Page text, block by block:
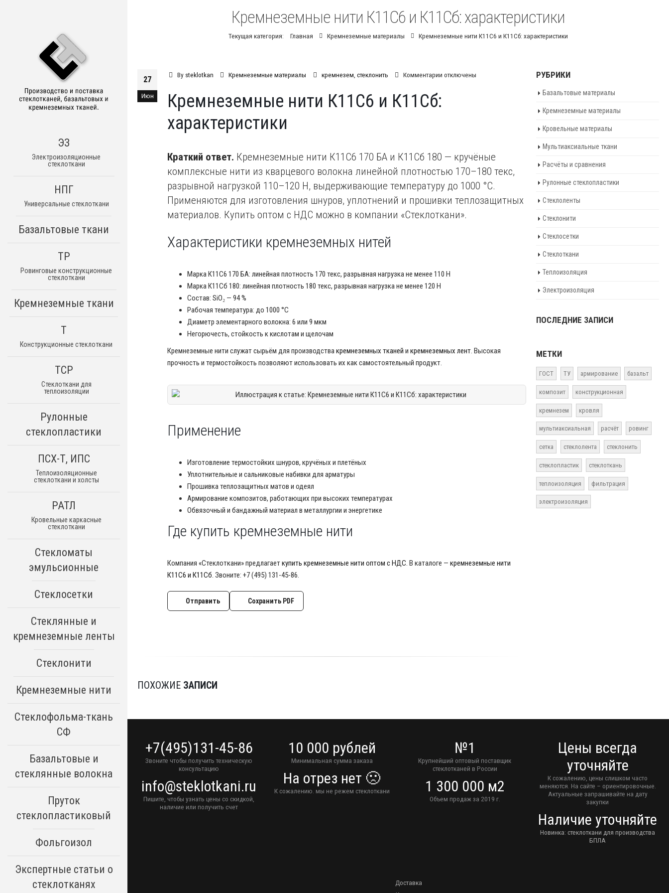
ЭЗ
Электроизоляционные
стеклоткани
НПГ
Универсальные стеклоткани
Базальтовые ткани
ТР
Ровинговые конструкционные
стеклоткани
Кремнеземные ткани
Т
Конструкционные стеклоткани
ТСР
Стеклоткани для
теплоизоляции
Рулонные
стеклопластики
ПСХ-Т, ИПС
Теплоизоляционные
стеклоткани и холсты
РАТЛ
Кровельные каркасные
стеклоткани
Стекломаты
эмульсионные
Стеклосетки
Стеклянные и
кремнеземные ленты
Стеклонити
Кремнеземные нити
Стеклофольма-ткань
СФ
Базальтовые и
стеклянные волокна
Пруток
стеклопластиковый
Фольгоизол
Экспертные статьи о
стеклотканях
Кремнеземные нити К11С6 и К11Сб: характеристики
Текущая категория: Главная Кремнеземные материалы Кремнеземные нити К11С6 и К11Сб: характеристики
27
Июн
By steklotkan Кремнеземные материалы кремнезем стеклонить Комментарии котключены
Кремнеземные нити К11С6 и К11Сб:
характеристики
Краткий ответ. Кремнеземные нити К11С6 170 БА и К11Сб 180 — кручёные
комплексные нити из кварцевого волокна линейной плотностью 170–180 текс,
разрывной нагрузкой 110–120 Н, выдерживающие температуру до 1000 °C.
Применяются для изготовления шнуров, уплотнений и прошивки теплозащитных
материалов. Купить оптом с НДС можно в компании «Стеклоткани».
Характеристики кремнеземных нитей
Марка К11С6 170 БА: линейная плотность 170 текс, разрывная нагрузка не менее 110 Н
Марка К11Сб 180: линейная плотность 180 текс, разрывная нагрузка не менее 120 Н
Состав: SiO₂ — 94 %
Рабочая температура: до 1000 °C
Диаметр элементарного волокна: 6 или 9 мкм
Негорючесть, стойкость к кислотам и щелочам
Кремнеземные нити служат сырьём для производствакремнеземных тканей и кремнеземных лент. Высокая
прочность и термостойкость позволяют использовать их как самостоятельный продукт.
Применение
Изготовление термостойких шнуров, кручёных и плетёных
Уплотнительные и сальниковые набивки для арматуры
Прошивка теплозащитных матов и одеял
Армирование композитов, работающих при высоких температурах
Обвязочный и бандажный материал в металлургии и энергетике
Где купить кремнеземные нити
Компания «Стеклоткани» предлагаеткупить кремнеземные нити оптом с НДС. В каталоге — кремнеземные нити
К11С6 и К11Сб. Звоните: +7 (495) 131-45-86.
Отправить Сохранить PDF
ПОХОЖИЕ ЗАПИСИ
РУБРИКИ
Базальтовые материалы
Кремнеземные материалы
Кровельные материалы
Мультиаксиальные ткани
Расчёты и сравнения
Рулонные стеклопластики
Стеклоленты
Стеклонити
Стеклосетки
Стеклоткани
Теплоизоляция
Электроизоляция
ПОСЛЕДНИЕ ЗАПИСИ
МЕТКИ
ГОСТ ТУ армирование базальт
композит конструкционная
кремнезем кровля
мультиаксиальная расчёт ровинг
сетка стеклолента стеклонить
стеклопластик стеклоткань
теплоизоляция фильтрация
электроизоляция
+7(495)131-45-86
Звоните чтобы получить техническую
консультацию
info@steklotkani.ru
Пишите, чтобы узнать цены со скидкой,
наличие или получить счет
10 000 рублей
Минимальная сумма заказа
На отрез нет 🙁
К сожалению. мы не режем стеклоткани
№1
Крупнейший оптовый поставщик
стеклотканей в России
1 300 000 м2
Объем продаж за 2019 г.
Цены всегда
уточняйте
К сожалению, цены слишком часто
меняются. На сайте – ориентировочные.
Актуальные запрашивайте на дату
закупки
Наличие уточняйте
Новинка: стеклоткани для производства
БПЛА
Доставка